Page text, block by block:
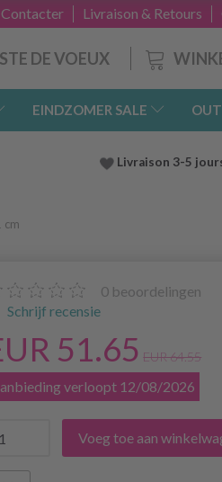
Livraison & Retours
DE VOEUX
EINDZOMER SALE
Livraison 3-5
cm
0 beoordelingen
Schrijf recensie
51.65 EUR 64.55
verloopt 12/08/2026
Voeg toe aan